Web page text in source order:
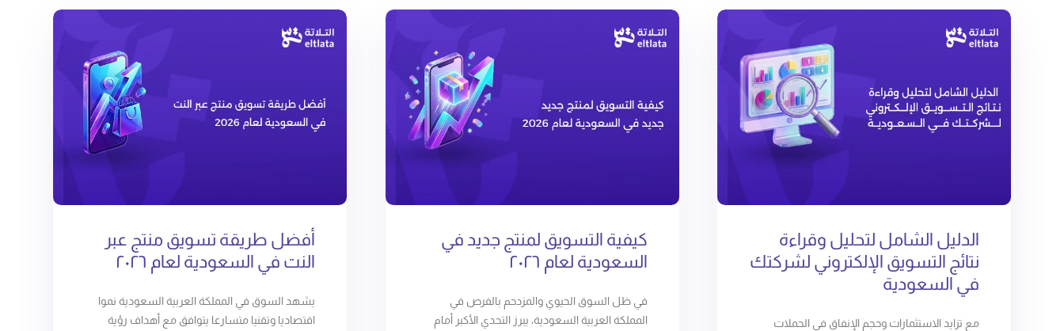
الدليل الشامل لتحليل وقراءة
نتائج التسويق الإلكتروني لشركتك
في السعودية
مع تزايد الاستثمارات وحجم الإنفاق في الحملات
كيفية التسويق لمنتج جديد في
السعودية لعام ٢٠٢٦
في ظل السوق الحيوي والمزدحم بالفرص في
المملكة العربية السعودية، يبرز التحدي الأكبر أمام
أفضل طريقة تسويق منتج عبر
النت في السعودية لعام ٢٠٢٦
يشهد السوق في المملكة العربية السعودية نموا
اقتصاديا وتقنيا متسارعا يتوافق مع أهداف رؤية